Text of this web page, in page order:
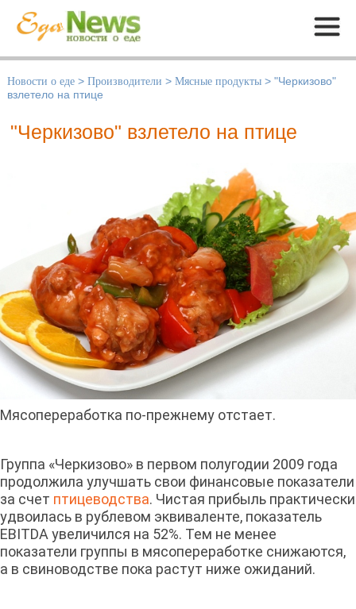
Меню
Новости о еде > Производители > Мясные продукты > "Черкизово"
взлетело на птице
"Черкизово" взлетело на птице
Мясопереработка по-прежнему отстает.
Группа «Черкизово» в первом полугодии 2009 года
продолжила улучшать свои финансовые показатели
за счет птицеводства. Чистая прибыль практически
удвоилась в рублевом эквиваленте, показатель
EBITDA увеличился на 52%. Тем не менее
показатели группы в мясопереработке снижаются,
а в свиноводстве пока растут ниже ожиданий.